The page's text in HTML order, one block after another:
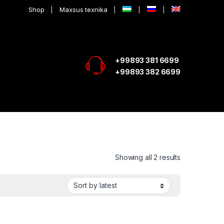
Shop Maxsus texnika
+99893 381 6699
+99893 382 6699
Showing all 2 results